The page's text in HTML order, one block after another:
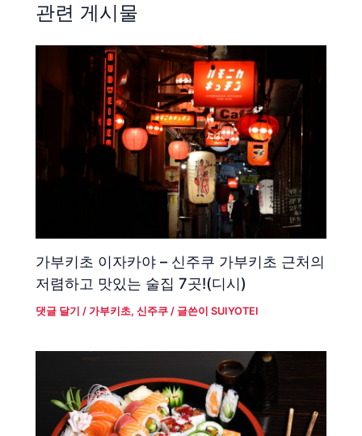
관련 게시물
가부키초 이자카야 – 신주쿠 가부키초 근처의
저렴하고 맛있는 술집 7곳!(디시)
댓글 달기 /가부키초,신주쿠 / 글쓴이SUIYOTEI